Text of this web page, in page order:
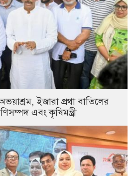
ইজারা প্রথা বাতিলের
এবং কৃষিমন্ত্রী